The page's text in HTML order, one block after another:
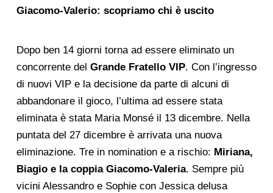
Giacomo-Valerio: scopriamo chi è uscito
Dopo ben 14 giorni torna ad essere eliminato un
concorrente del Grande Fratello VIP. Con l’ingresso
di nuovi VIP e la decisione da parte di alcuni di
abbandonare il gioco, l’ultima ad essere stata
eliminata è stata Maria Monsé il 13 dicembre. Nella
puntata del 27 dicembre è arrivata una nuova
eliminazione. Tre in nomination e a rischio: Miriana,
Biagio e la coppia Giacomo-Valeria. Sempre più
vicini Alessandro e Sophie con Jessica delusa